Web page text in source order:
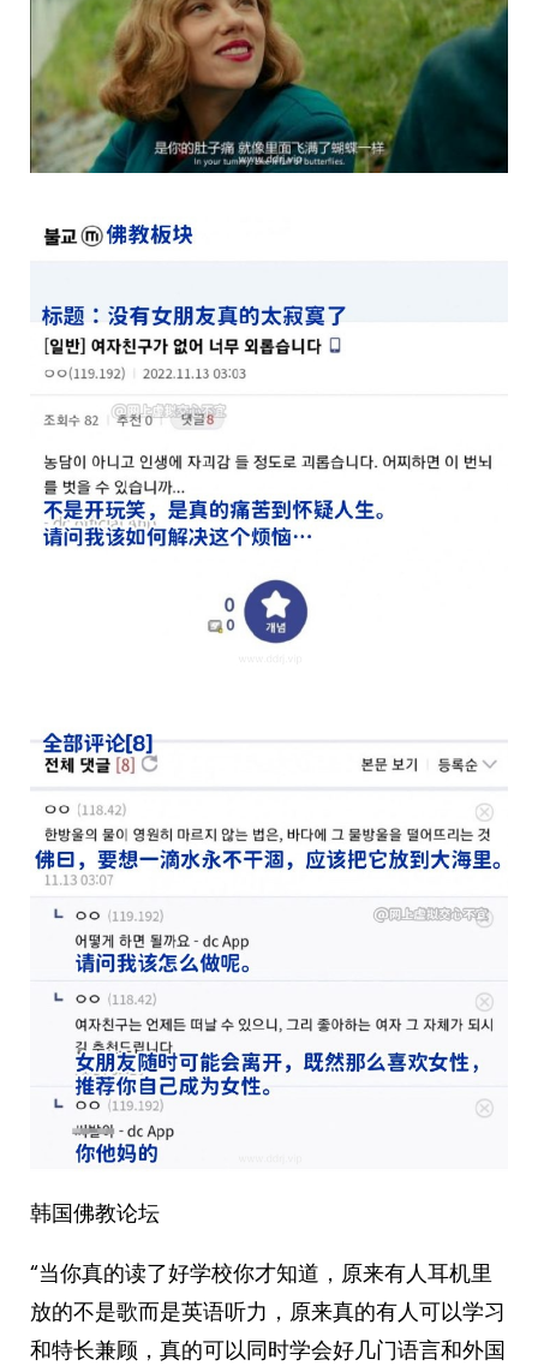
韩国佛教论坛 ​​​
“当你真的读了好学校你才知道，原来有人耳机里
放的不是歌而是英语听力，原来真的有人可以学习
和特长兼顾，真的可以同时学会好几门语言和外国